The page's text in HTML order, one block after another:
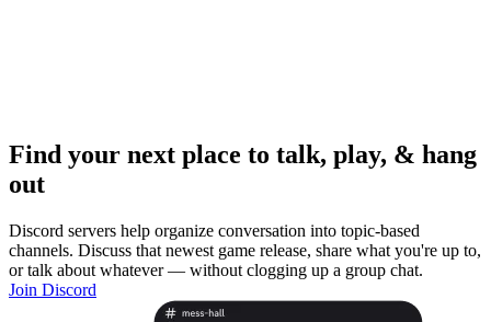
Find your next place to talk, play, & hang
out
Discord servers help organize conversation into topic-based
channels. Discuss that newest game release, share what you're up to,
or talk about whatever — without clogging up a group chat.
Join Discord